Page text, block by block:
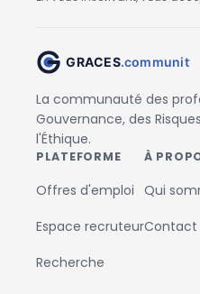
La communauté des
Gouvernance, des
l'Éthique.
PLATEFORME
Offres d'emploi
Espace recruteur
Recherche
À
Qui
Contact